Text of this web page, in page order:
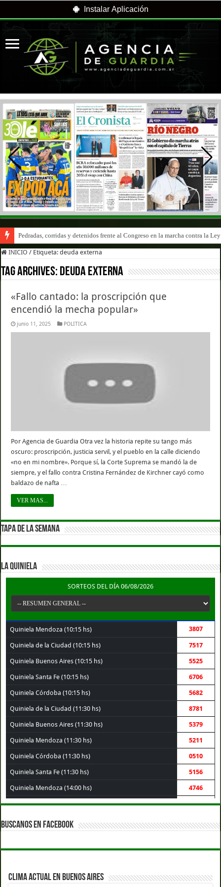
Instalar Aplicación
Pedradas, corridas y detenidos frente al Congreso en la marcha contra la
La Cámara de Casación confirmó el procesamiento de Julio de Vido y su
INICIO / Etiqueta:deuda externa
Tag Archives: deuda externa
«Fallo cantado: la proscripción que
encendió la mecha popular»
junio 11, 2025 POLITICA
Por Agencia de Guardia Otra vez la historia repite su tango más
oscuro: proscripción, justicia servil, y el pueblo en la calle diciendo
«no en mi nombre». Porque sí, la Corte Suprema se mandó la de
siempre, y el fallo contra Cristina Fernández de Kirchner cayó como
baldazo de nafta …
VER MAS...
TAPA DE LA SEMANA
LA QUINIELA
SORTEOS DEL DÍA 06/08/2026
Quiniela Mendoza (10:15 hs) 3807
Quiniela de la Ciudad (10:15 hs) 7517
Quiniela Buenos Aires (10:15 hs) 5525
Quiniela Santa Fe (10:15 hs) 6706
Quiniela Córdoba (10:15 hs) 5682
Quiniela de la Ciudad (11:30 hs) 8781
Quiniela Buenos Aires (11:30 hs) 5379
Quiniela Mendoza (11:30 hs) 5211
Quiniela Córdoba (11:30 hs) 0510
Quiniela Santa Fe (11:30 hs) 5156
Quiniela Mendoza (14:00 hs) 4746
Quiniela de la Ciudad (14:00 hs) 4946
Quiniela Buenos Aires (14:00 hs)
Quiniela Santa Fe (14:00 hs) 7521
7778
BUSCANOS EN FACEBOOK
CLIMA ACTUAL EN BUENOS AIRES